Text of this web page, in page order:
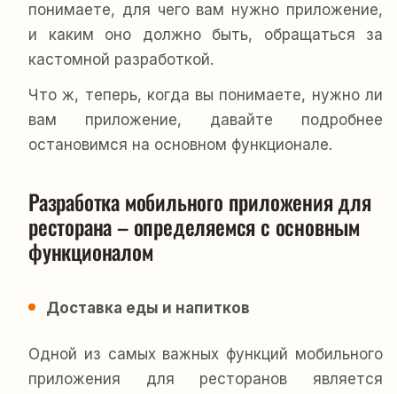
понимаете, для чего вам нужно приложение,
и каким оно должно быть, обращаться за
кастомной разработкой.
Что ж, теперь, когда вы понимаете, нужно ли
вам приложение, давайте подробнее
остановимся на основном функционале.
Разработка мобильного приложения для
ресторана – определяемся с основным
функционалом
Доставка еды и напитков
Одной из самых важных функций мобильного
приложения для ресторанов является